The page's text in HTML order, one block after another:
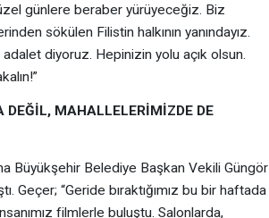
günlere beraber yürüyeceğiz. Biz
sökülen Filistin halkının yanındayız.
diyoruz. Hepinizin yolu açık olsun.
DEĞİL, MAHALLELERİMİZDE DE
Büyükşehir Belediye Başkan Vekili Güngör
Geçer; “Geride bıraktığımız bu bir haftada
filmlerle buluştu. Salonlarda,